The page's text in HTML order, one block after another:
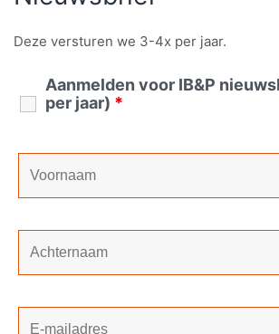
Deze versturen we 3-4x per jaar.
Aanmelden voor IB&P
per jaar) *